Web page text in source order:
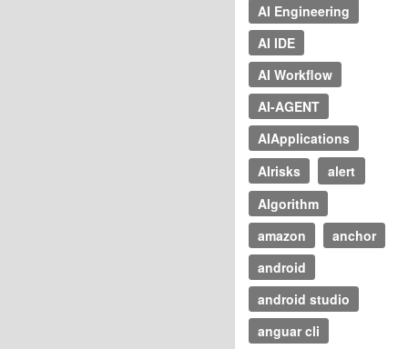
AI Engineering
AI IDE
AI Workflow
AI-AGENT
AIApplications
AIrisks
alert
Algorithm
amazon
anchor
android
android studio
anguar cli